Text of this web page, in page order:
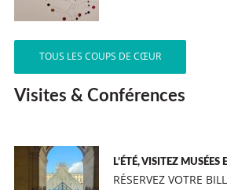
TOUS LES COUPS DE CŒUR
Visites & Conférences
L’ÉTÉ, VISITEZ
RÉSERVEZ VOTRE